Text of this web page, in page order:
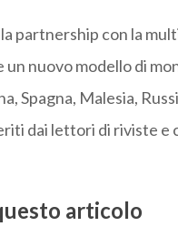
partnership con la
un nuovo modello di
Spagna, Malesia,
dai lettori di riviste e
articolo